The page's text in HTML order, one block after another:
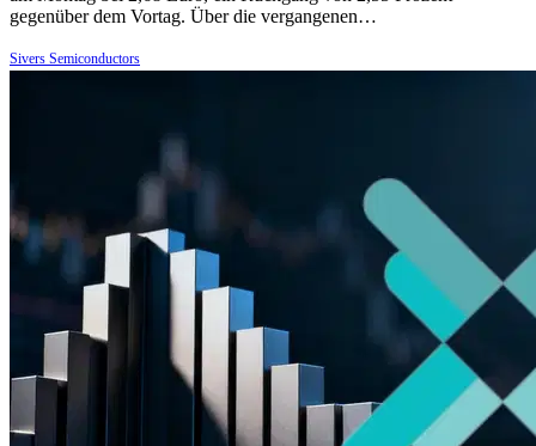
gegenüber dem Vortag. Über die vergangenen…
Sivers Semiconductors